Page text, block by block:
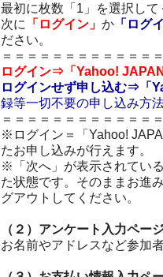
最初に枚数「1」を選択して
次に
「ログイン」 か 「ログ
ださい。
＝＝＝＝＝＝＝＝＝＝＝＝
ログイン⇒「Yahoo!
ログインせず申し込む⇒「
録等一切不要の申し込み方法
＝＝＝＝＝＝＝＝＝＝＝＝
※ログイン＝
「Yahoo!
たお申し込みが行えます。
※「次へ」が表示されてい
た状態です。そのままお進
グアウトしてください。
（２）アンケート入力ペー
お名前やアドレスなど参加